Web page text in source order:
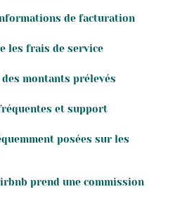
de facturation
les frais de service
des montants prélevés
et support
posées sur les
prend une commission